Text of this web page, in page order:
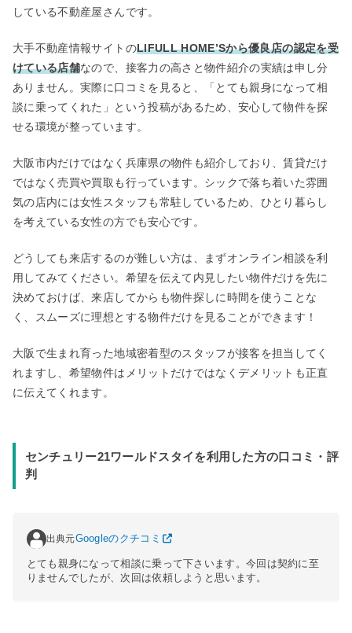
している不動産屋さんです。
大手不動産情報サイトのLIFULL HOME’Sから優良店の認定を受
けている店舗なので、接客力の高さと物件紹介の実績は申し分
ありません。実際に口コミを見ると、「とても親身になって相
談に乗ってくれた」という投稿があるため、安心して物件を探
せる環境が整っています。
大阪市内だけではなく兵庫県の物件も紹介しており、賃貸だけ
ではなく売買や買取も行っています。シックで落ち着いた雰囲
気の店内には女性スタッフも常駐しているため、ひとり暮らし
を考えている女性の方でも安心です。
どうしても来店するのが難しい方は、まずオンライン相談を利
用してみてください。希望を伝えて内見したい物件だけを先に
決めておけば、来店してからも物件探しに時間を使うことな
く、スムーズに理想とする物件だけを見ることができます！
大阪で生まれ育った地域密着型のスタッフが接客を担当してく
れますし、希望物件はメリットだけではなくデメリットも正直
に伝えてくれます。
センチュリー21ワールドスタイを利用した方の口コミ・評
判
出典元Googleのクチコミ
とても親身になって相談に乗って下さいます。今回は契約に至
りませんでしたが、次回は依頼しようと思います。